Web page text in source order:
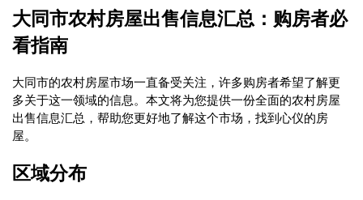
大同市农村房屋出售信息汇总：购房者必
看指南
大同市的农村房屋市场一直备受关注，许多购房者希望了解更
多关于这一领域的信息。本文将为您提供一份全面的农村房屋
出售信息汇总，帮助您更好地了解这个市场，找到心仪的房
屋。
区域分布